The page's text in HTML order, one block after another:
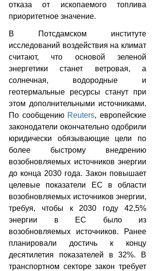
отказа от ископаемого топлива
приоритетное значение.
В Потсдамском институте
исследований воздействия на климат
считают, что основой зеленой
энергетики станет ветровая, а
солнечная, водородные и
геотермальные ресурсы станут при
этом дополнительными источниками.
По сообщению Reuters, европейские
законодатели окончательно одобрили
юридически обязывающие цели по
более быстрому внедрению
возобновляемых источников энергии
до конца 2030 года. Закон повышает
целевые показатели ЕС в области
возобновляемых источников энергии,
требуя, чтобы к 2030 году 42,5%
энергии в ЕС было из
возобновляемых источников. Ранее
планировали достичь к концу
десятилетия показателей в 32%. В
транспортном секторе закон требует